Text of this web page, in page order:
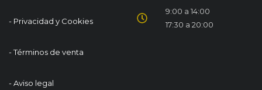
- Privacidad y Cookies
- Términos de venta
- Aviso legal
9:00 a 14:00
17:30 a 20:00